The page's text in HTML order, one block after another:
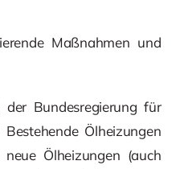
Maßnahmen und
Bundesregierung für
Ölheizungen
Ölheizungen (auch